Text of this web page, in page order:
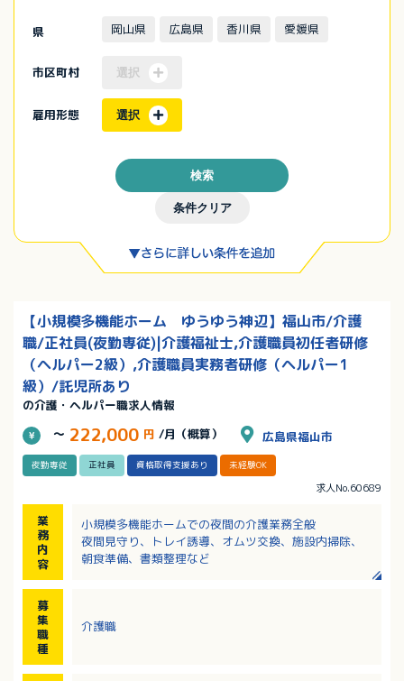
県 岡山県 広島県 香川県 愛媛県
市区町村 選択
雇用形態 選択
条件クリア
検索
【小規模多機能ホーム ゆうゆう神辺】福山市/介護
職/正社員(夜勤専従)|介護福祉士,介護職員初任者研修
（ヘルパー2級）,介護職員実務者研修（ヘルパー1
級）/託児所あり
の介護・ヘルパー職求人情報
～ 222,000 円 /月（概算） 広島県福山市
夜勤専従 正社員 資格取得支援あり 未経験OK
求人No.60689
業
務
内
容
小規模多機能ホームでの夜間の介護業務全般
夜間見守り、トレイ誘導、オムツ交換、施設内掃除、
朝食準備、書類整理など
募
集
職
種
介護職